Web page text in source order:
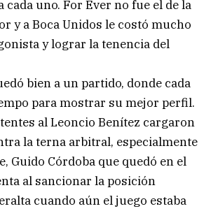
cada uno. For Ever no fue el de la
y a Boca Unidos le costó mucho
y lograr la tenencia del
bien a un partido, donde cada
para mostrar su mejor perfil.
al Leoncio Benítez cargaron
la terna arbitral, especialmente
Guido Córdoba que quedó en el
al sancionar la posición
cuando aún el juego estaba